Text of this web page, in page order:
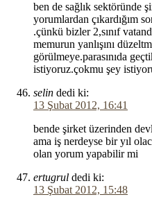
ben de sağlık sektöründe
yorumlardan çıkardığım
.çünkü bizler 2,sınıf
memurun yanlışını
görülmeye.parasınıda
istiyoruz.çokmu şey
selin dedi ki:
13 Şubat 2012, 16:41
bende şirket üzerinden
ama iş nerdeyse bir yıl
olan yorum yapabilir mi
ertugrul dedi ki:
13 Şubat 2012, 15:48